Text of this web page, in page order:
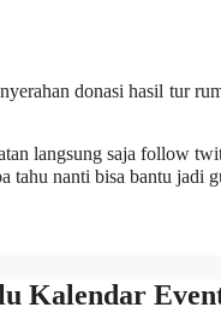
donasi hasil tur
langsung saja follow
tahu nanti bisa bantu jadi
Kalendar